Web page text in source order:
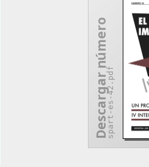
Descargar númerospart-es-42.pdf